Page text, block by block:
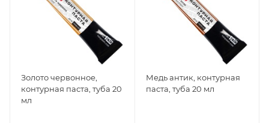
Золото червонное,
контурная паста, туба 20
мл
Медь антик, контурная
паста, туба 20 мл